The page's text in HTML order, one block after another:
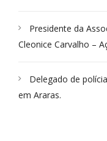
Presidente da
Cleonice Carvalho –
Delegado de
em Araras.